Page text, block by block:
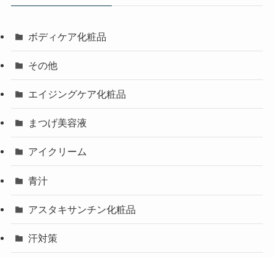
ボディケア化粧品
その他
エイジングケア化粧品
まつげ美容液
アイクリーム
青汁
アスタキサンチン化粧品
汗対策